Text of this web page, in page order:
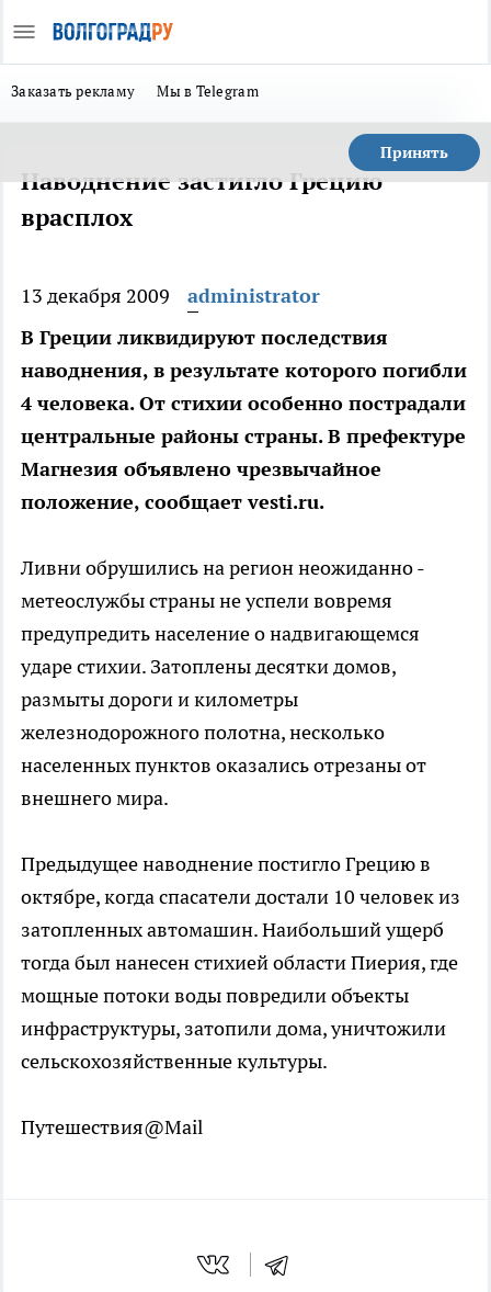
Заказать рекламу Мы в Telegram
Принять
Наводнение застигло Грецию
врасплох
13 декабря 2009
administrator
В Греции ликвидируют последствия
наводнения, в результате которого погибли
4 человека. От стихии особенно пострадали
центральные районы страны. В префектуре
Магнезия объявлено чрезвычайное
положение, сообщает vesti.ru.
Ливни обрушились на регион неожиданно -
метеослужбы страны не успели вовремя
предупредить население о надвигающемся
ударе стихии. Затоплены десятки домов,
размыты дороги и километры
железнодорожного полотна, несколько
населенных пунктов оказались отрезаны от
внешнего мира.
Предыдущее наводнение постигло Грецию в
октябре, когда спасатели достали 10 человек из
затопленных автомашин. Наибольший ущерб
тогда был нанесен стихией области Пиерия, где
мощные потоки воды повредили объекты
инфраструктуры, затопили дома, уничтожили
сельскохозяйственные культуры.
Путешествия@Mail